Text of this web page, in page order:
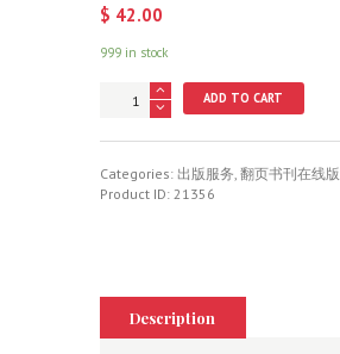
$ 42.00
999 in stock
钞
quantity
ADD TO CART
Categories: 出版服务 翻页书刊在线版
Product ID: 21356
Description